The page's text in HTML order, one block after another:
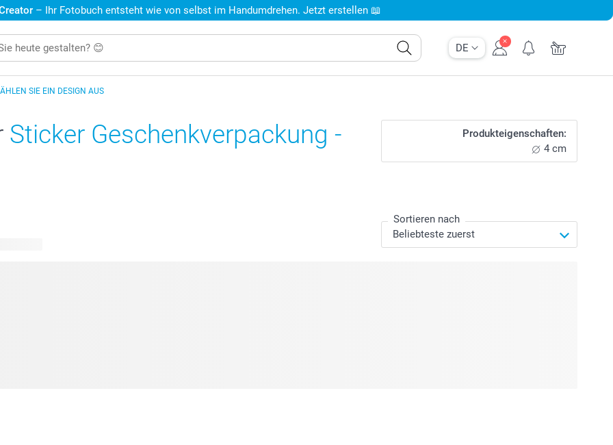
DE
– Ihr Fotobuch entsteht wie von selbst im Handumdrehen. Jetzt erstellen 📖
SIE EIN DESIGN AUS
Sticker Geschenkverpackung -
Produkteigenschaften:
4 cm
Sortieren nach